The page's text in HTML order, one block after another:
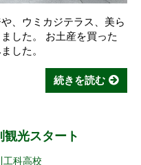
、ウミカジテラス、美ら
した。 お土産を買った
した。
続きを読む
観光スタート
工科高校